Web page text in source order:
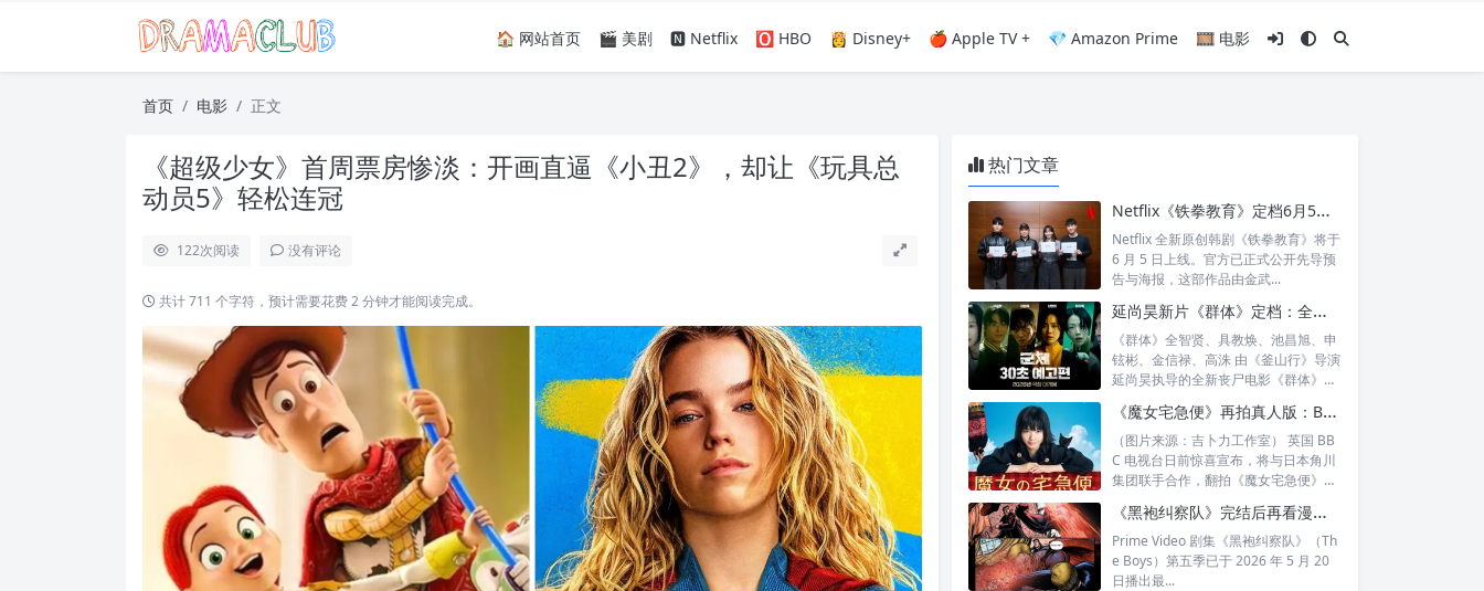
🏠 网站首页 🎬 美剧 🅽 Netflix 🅾️ HBO 👸 Disney+ 🍎 Apple TV + 💎 Amazon Prime 🎞️ 电影
首页 电影 正文
《超级少女》首周票房惨淡：开画直逼《小丑2》，却让《玩具总
动员5》轻松连冠
122次阅读 没有评论
共计 711 个字符，预计需要花费 2 分钟才能阅读完成。
热门文章
Netflix《铁拳教育》定档6月5日：金武烈、李星民集结出击，这次要用铁腕重整失控校园
Netflix 全新原创韩剧《铁拳教育》将于
6 月 5 日上线。官方已正式公开先导预
告与海报，这部作品由金武...
延尚昊新片《群体》定档：全智贤时隔11年回归大银幕，池昌旭、具教焕联手闯丧尸危机
《群体》全智贤、具教焕、池昌旭、申
铉彬、金信禄、高洙 由《釜山行》导演
延尚昊执导的全新丧尸电影《群体》正
《魔女宅急便》再拍真人版：BBC 联手角川打造“英国版”剧集
（图片来源：吉卜力工作室） 英国 BB
C 电视台日前惊喜宣布，将与日本角川
集团联手合作，翻拍《魔女宅急便》的
《黑袍纠察队》完结后再看漫画结局：护国超人之死，比剧版残酷得多
Prime Video 剧集《黑袍纠察队》（Th
e Boys）第五季已于 2026 年 5 月 20
日播出最...